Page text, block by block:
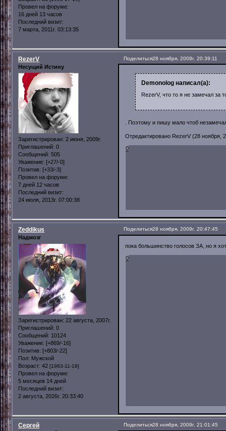
Провел на форуме:
16 дней 13 часов
Последний визит:
7 марта, 2011г. 03:13:35
Поделиться28 ноября, 2009г. 20:39:11
RezerV
Несущий Истину
Зарегистрирован: 2 июня, 2009г.
Приглашений: 0
Сообщений: 505
Уважение: [+27/-0]
Позитив: [+33/-3]
Провел на форуме:
7 дней 12 часов
Последний визит:
24 июля, 2013г. 07:00:38
Demonolog написал(а):
RezerV, что то я не замечал за
. Поэтому и пишу мало чтоб
Отредактировано RezerV (28 ноября,
0
Поделиться28 ноября, 2009г. 20:47:45
Zeddikus
Надмозг
Зарегистрирован: 22 августа, 2007г.
Приглашений: 0
Сообщений: 10124
Уважение: [+869/-16]
Позитив: [+803/-22]
Пол: Мужской
Возраст: 42 [1983-11-18]
Провел на форуме:
5 месяцев 14 дней
Последний визит:
2 августа, 2026г. 20:33:40
пока большинство голосов ЗА, но я
0
Поделиться28 ноября, 2009г. 21:01:45
Сергей